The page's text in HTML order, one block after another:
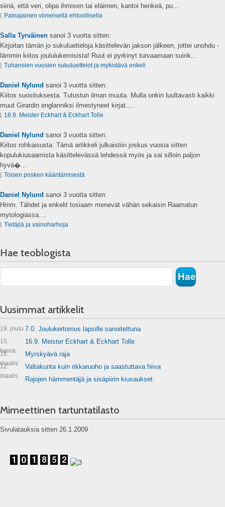
siinä, että veri, olipa ihmisen tai eläimen, kantoi henkeä, pu...
⌊ Painajainen viimeisellä ehtoollisella
Salla Tyrväinen sanoi 3 vuotta sitten:
Kirjoitan tämän jo sukuluetteloja käsittelevän jakson jälkeen, jottei unohdu -
lämmin kiitos joululukemisista! Ruut ei pyrkinyt turvaamaan suink...
⌊ Tuhansien vuosien sukuluettelot ja mykistävä enkeli
Daniel Nylund sanoi 3 vuotta sitten:
Kiitos suosituksesta. Tutustun ilman muuta. Mulla onkin luultavasti kaikki
muut Girardin englanniksi ilmestyneet kirjat....
⌊ 16.9. Meister Eckhart & Eckhart Tolle
Daniel Nylund sanoi 3 vuotta sitten:
Kiitos rohkaisusta. Tämä artikkeli julkaistiin joskus vuosia sitten
kopulukiusaamista käsittelevässä lehdessä myös ja sai silloin paljon
hyvä�...
⌊ Toisen posken kääntämisestä
Daniel Nylund sanoi 3 vuotta sitten:
Hmm. Tähdet ja enkelit tosiaam menevät vähän sekaisin Raamatun
mytologiassa....
⌊ Tietäjiä ja vainoharhoja
Hae teoblogista
Uusimmat artikkelit
19. joulu 7.0. Joulukertomus lapsille sanoitettuna
15.
heinä
16.9. Meister Eckhart & Eckhart Tolle
16.
maalis
Myrskyävä raja
12.
maalis
Valtakunta kuin rikkaruoho ja saastuttava hiiva
Rajojen hämmentäjä ja sisäpiirin kiusaukset.
Mimeettinen tartuntatilasto
Sivulatauksia sitten 26.1.2009